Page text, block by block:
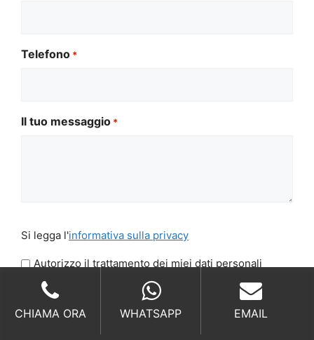
Telefono *
Il tuo messaggio *
legga
l'informativa
privacy
*
Si legga l'informativa sulla privacy
Autorizzo il trattamento dei miei dati personali
CAPTCHA
CHIAMA ORA
WHATSAPP EMAIL